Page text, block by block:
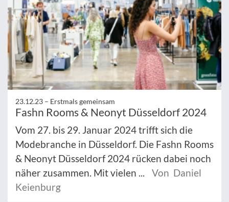
23.12.23 – Erstmals gemeinsam
Fashn Rooms & Neonyt Düsseldorf 2024
Vom 27. bis 29. Januar 2024 trifft sich die
Modebranche in Düsseldorf. Die Fashn Rooms
& Neonyt Düsseldorf 2024 rücken dabei noch
näher zusammen. Mit vielen ...
Von Daniel
Keienburg